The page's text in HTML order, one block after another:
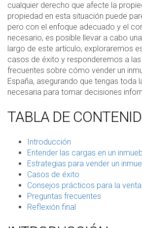
cualquier derecho que afecte la
propiedad en esta situación puede
pero con el enfoque adecuado y el
necesario, es posible llevar a cabo
largo de este artículo, exploraremos
casos de éxito y responderemos a
frecuentes sobre cómo vender un
España, asegurando que tengas toda
necesaria para tomar decisiones
TABLA DE
Introducción
Entender las cargas en un
Estrategias para vender un
Casos de éxito
Consejos prácticos para la venta
Preguntas frecuentes
Reflexión final